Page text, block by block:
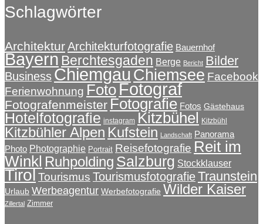
Schlagwörter
ArchitekturArchitekturfotografie Bauernhof
Bayern Berchtesgaden Berge Bericht Bilder
Business Chiemgau Chiemsee Facebook
Ferienwohnung Foto Fotograf
Fotografenmeister Fotografie Fotos Gästehaus
Hotelfotografie instagram Kitzbühel Kitzbühl
Kitzbühler Alpen Kufstein Landschaft Panorama
Photo Photographie Portrait Reisefotografie Reit im
Winkl Ruhpolding Salzburg Stockklauser
Tirol Tourismus TourismusfotografieTraunstein
Urlaub Werbeagentur Werbefotografie Wilder Kaiser
Zillertal Zimmer